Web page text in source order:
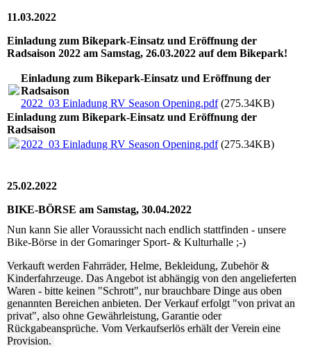
11.03.2022
Einladung zum Bikepark-Einsatz und Eröffnung der
Radsaison 2022 am Samstag, 26.03.2022 auf dem Bikepark!
Einladung zum Bikepark-Einsatz und Eröffnung der
Radsaison
2022_03 Einladung RV Season Opening.pdf(275.34KB)
Einladung zum Bikepark-Einsatz und Eröffnung der
Radsaison
2022_03 Einladung RV Season Opening.pdf(275.34KB)
25.02.2022
BIKE-BÖRSE am Samstag, 30.04.2022
Nun kann Sie aller Voraussicht nach endlich stattfinden - unsere
Bike-Börse in der Gomaringer Sport- & Kulturhalle ;-)
Verkauft werden Fahrräder, Helme, Bekleidung, Zubehör &
Kinderfahrzeuge. Das Angebot ist abhängig von den angelieferten
Waren - bitte keinen "Schrott", nur brauchbare Dinge aus oben
genannten Bereichen anbieten. Der Verkauf erfolgt "von privat an
privat", also ohne Gewährleistung, Garantie oder
Rückgabeansprüche. Vom Verkaufserlös erhält der Verein eine
Provision.